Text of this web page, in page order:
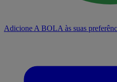
Adicione A BOLA às suas